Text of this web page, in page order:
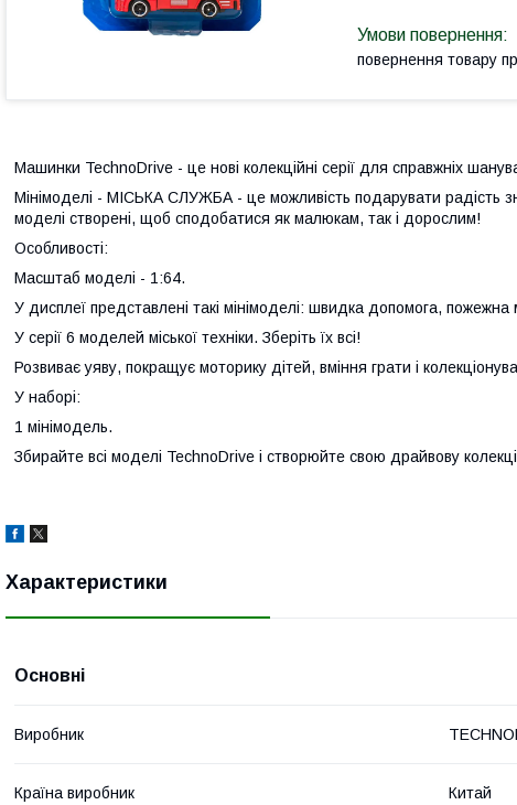
повернення товару
Машинки TechnoDrive - це нові колекційні серії для справжніх
Мінімоделі - МІСЬКА СЛУЖБА - це можливість подарувати радість
моделі створені, щоб сподобатися як малюкам, так і дорослим!
Особливості:
Масштаб моделі - 1:64.
У дисплеї представлені такі мінімоделі: швидка допомога, пожежна
У серії 6 моделей міської техніки. Зберіть їх всі!
Розвиває уяву, покращує моторику дітей, вміння грати і
У наборі:
1 мінімодель.
Збирайте всі моделі TechnoDrive і створюйте свою драйвову
Характеристики
Основні
Виробник
Країна виробник Китай